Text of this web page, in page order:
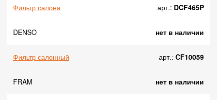
Фильтр салона арт.: DCF465P
DENSO нет в наличии
Фильтр салонный арт.: CF10059
FRAM нет в наличии